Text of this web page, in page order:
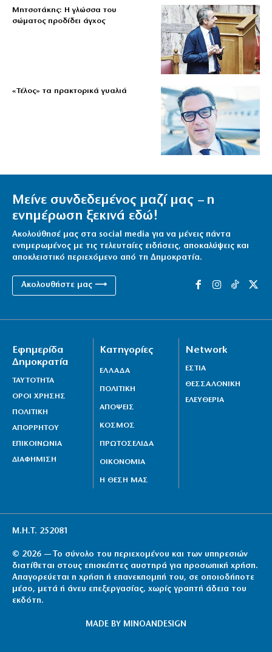
Μητσοτάκης: Η γλώσσα του
σώματος προδίδει άγχος
«Τέλος» τα πρακτορικά γυαλιά
Μείνε συνδεδεμένος μαζί μας – η
ενημέρωση ξεκινά εδώ!
Ακολούθησέ μας στα social media για να μένεις πάντα
ενημερωμένος με τις τελευταίες ειδήσεις, αποκαλύψεις και
αποκλειστικό περιεχόμενο από τη Δημοκρατία.
Ακολουθήστε μας ⟶
Εφημερίδα
Δημοκρατία
ΤΑΥΤΟΤΗΤΑ
ΟΡΟΙ ΧΡΗΣΗΣ
ΠΟΛΙΤΙΚΗ
ΑΠΟΡΡΗΤΟΥ
ΕΠΙΚΟΙΝΩΝΙΑ
ΔΙΑΦΗΜΙΣΗ
Κατηγορίες
ΕΛΛΑΔΑ
ΠΟΛΙΤΙΚΗ
ΑΠΟΨΕΙΣ
ΚΟΣΜΟΣ
ΠΡΩΤΟΣΕΛΙΔΑ
ΟΙΚΟΝΟΜΙΑ
Η ΘΕΣΗ ΜΑΣ
Network
ΕΣΤΙΑ
ΘΕΣΣΑΛΟΝΙΚΗ
ΕΛΕΥΘΕΡΙΑ
Μ.Η.Τ. 252081
© 2026 — Το σύνολο του περιεχομένου και των υπηρεσιών
διατίθεται στους επισκέπτες αυστηρά για προσωπική χρήση.
Απαγορεύεται η χρήση ή επανεκπομπή του, σε οποιοδήποτε
μέσο, μετά ή άνευ επεξεργασίας, χωρίς γραπτή άδεια του
εκδότη.
MADE BY MINOANDESIGN